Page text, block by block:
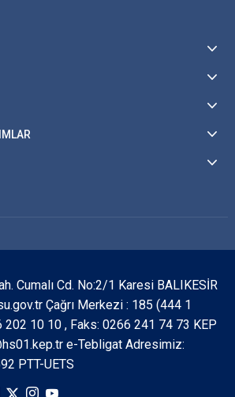
Cumalı Cd. No:2/1 Karesi BALIKESİR
Çağrı Merkezi : 185 (444 1
202 10 10 , Faks: 0266 241 74 73 KEP
e-Tebligat Adresimiz:
PTT-UETS